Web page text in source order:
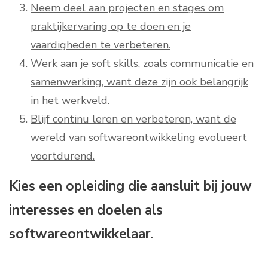
Neem deel aan projecten en stages om
praktijkervaring op te doen en je
vaardigheden te verbeteren.
Werk aan je soft skills, zoals communicatie en
samenwerking, want deze zijn ook belangrijk
in het werkveld.
Blijf continu leren en verbeteren, want de
wereld van softwareontwikkeling evolueert
voortdurend.
Kies een opleiding die aansluit bij jouw
interesses en doelen als
softwareontwikkelaar.